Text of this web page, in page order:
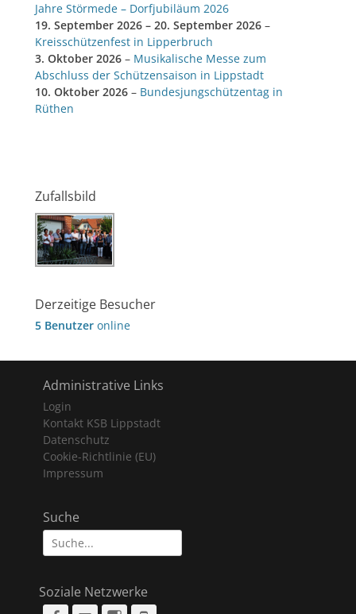
Jahre Störmede – Dorfjubiläum 2026
19. September 2026 – 20. September 2026 –
Kreisschützenfest in Lipperbruch
3. Oktober 2026 – Musikalische Messe zum
Abschluss der Schützensaison in Lippstadt
10. Oktober 2026 – Bundesjungschützentag in
Rüthen
Zufallsbild
Derzeitige Besucher
5 Benutzer online
Administrative Links
Login
Kontakt KSB Lippstadt
Datenschutz
Cookie-Richtlinie (EU)
Impressum
Suche
Suche
nach:
Soziale Netzwerke